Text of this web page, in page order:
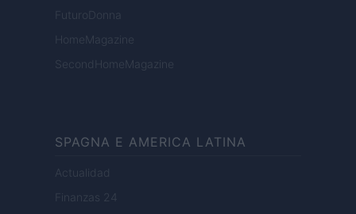
FuturoDonna
HomeMagazine
SecondHomeMagazine
SPAGNA E AMERICA LATINA
Actualidad
Finanzas 24